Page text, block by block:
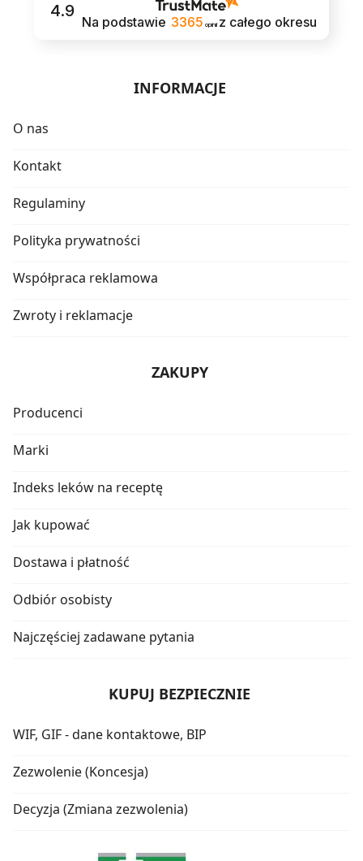
4.9
Na podstawie 3365 opinii z całego okresu
INFORMACJE
O nas
Kontakt
Regulaminy
Polityka prywatności
Współpraca reklamowa
Zwroty i reklamacje
ZAKUPY
Producenci
Marki
Indeks leków na receptę
Jak kupować
Dostawa i płatność
Odbiór osobisty
Najczęściej zadawane pytania
KUPUJ BEZPIECZNIE
WIF, GIF - dane kontaktowe, BIP
Zezwolenie (Koncesja)
Decyzja (Zmiana zezwolenia)